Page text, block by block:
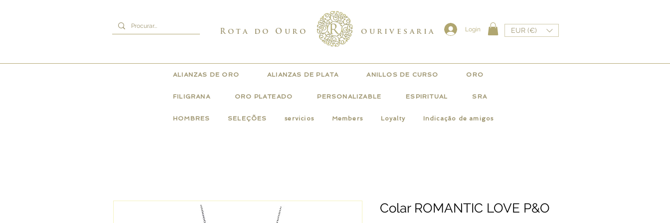
Rota do Ouro ourivesaria Login EUR (€)
ALIANZAS DE ORO ALIANZAS DE PLATA ANILLOS DE CURSO ORO
FILIGRANA ORO PLATEADO PERSONALIZABLE ESPIRITUAL SRA
HOMBRES SELEÇÕES servicios Members Loyalty Indicação de amigos
Colar ROMANTIC LOVE P&O